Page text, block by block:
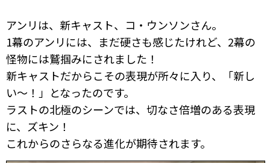
アンリは、新キャスト、コ・ウンソンさん。
1幕のアンリには、まだ硬さも感じたけれど、2幕の
怪物には鷲掴みにされました！
新キャストだからこその表現が所々に入り、「新し
い～！」となったのです。
ラストの北極のシーンでは、切なさ倍増のある表現
に、ズキン！
これからのさらなる進化が期待されます。